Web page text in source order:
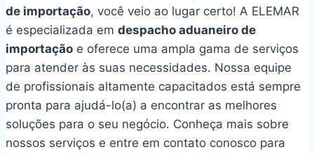
de importação, você veio ao lugar certo! A ELEMAR
é especializada em despacho aduaneiro de
importação e oferece uma ampla gama de serviços
para atender às suas necessidades. Nossa equipe
de profissionais altamente capacitados está sempre
pronta para ajudá-lo(a) a encontrar as melhores
soluções para o seu negócio. Conheça mais sobre
nossos serviços e entre em contato conosco para